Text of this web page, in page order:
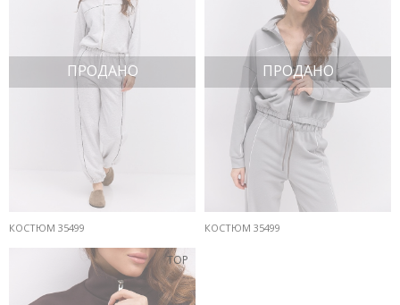
ПРОДАНО
КОСТЮМ 35499
ПРОДАНО
КОСТЮМ 35499
TOP